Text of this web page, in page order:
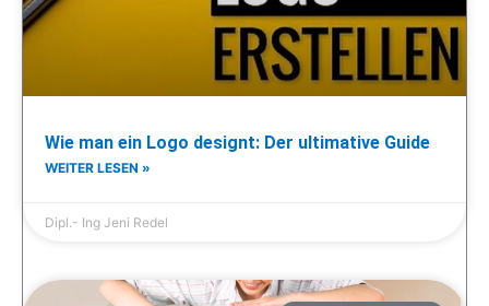
Wie man ein Logo designt: Der ultimative Guide
WEITER LESEN »
Dipl.- Ing Jeni Redel